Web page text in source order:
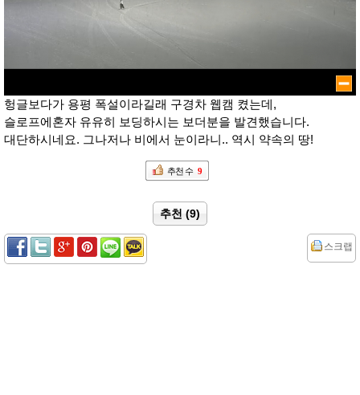
헝글보다가 용평 폭설이라길래 구경차 웹캠 켰는데,
슬로프에혼자 유유히 보딩하시는 보더분을 발견했습니다.
대단하시네요. 그나저나 비에서 눈이라니.. 역시 약속의 땅!
추천 수 9
추천 (9)
스크랩